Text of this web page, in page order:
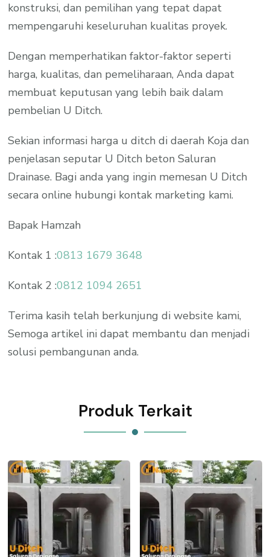
konstruksi, dan pemilihan yang tepat dapat
mempengaruhi keseluruhan kualitas proyek.
Dengan memperhatikan faktor-faktor seperti
harga, kualitas, dan pemeliharaan, Anda dapat
membuat keputusan yang lebih baik dalam
pembelian U Ditch.
Sekian informasi harga u ditch di daerah Koja dan
penjelasan seputar U Ditch beton Saluran
Drainase. Bagi anda yang ingin memesan U Ditch
secara online hubungi kontak marketing kami.
Bapak Hamzah
Kontak 1 :0813 1679 3648
Kontak 2 :0812 1094 2651
Terima kasih telah berkunjung di website kami,
Semoga artikel ini dapat membantu dan menjadi
solusi pembangunan anda.
Produk Terkait